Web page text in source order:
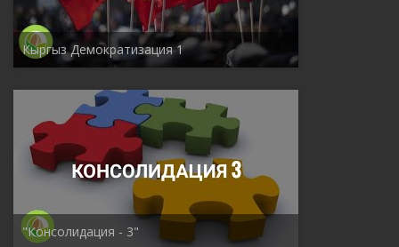
Кыргыз Демократизация 1
"Консолидация - 3"